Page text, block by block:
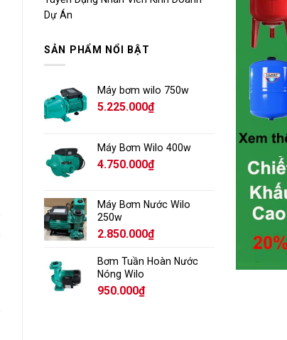
Dự Án
SẢN PHẨM NỔI BẬT
Máy bơm wilo 750w
5.225.000₫
Máy Bơm Wilo 400w
4.750.000₫
Máy Bơm Nước Wilo
250w
2.850.000₫
Bơm Tuần Hoàn Nước
Nóng Wilo
950.000₫